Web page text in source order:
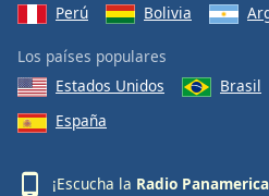
Perú
Bolivia
Los países populares
Estados Unidos
Brasil
España
¡Escucha la Radio